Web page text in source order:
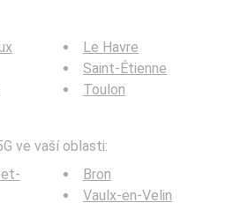
Le Havre
Saint-Étienne
Toulon
ve vaší oblasti:
et-
Bron
Vaulx-en-Velin